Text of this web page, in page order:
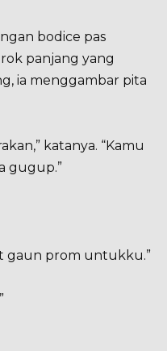
bodice pas
panjang yang
ia menggambar pita
katanya. “Kamu
gugup.”
gaun prom untukku.”